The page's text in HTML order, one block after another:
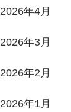
2026年4月
2026年3月
2026年2月
2026年1月